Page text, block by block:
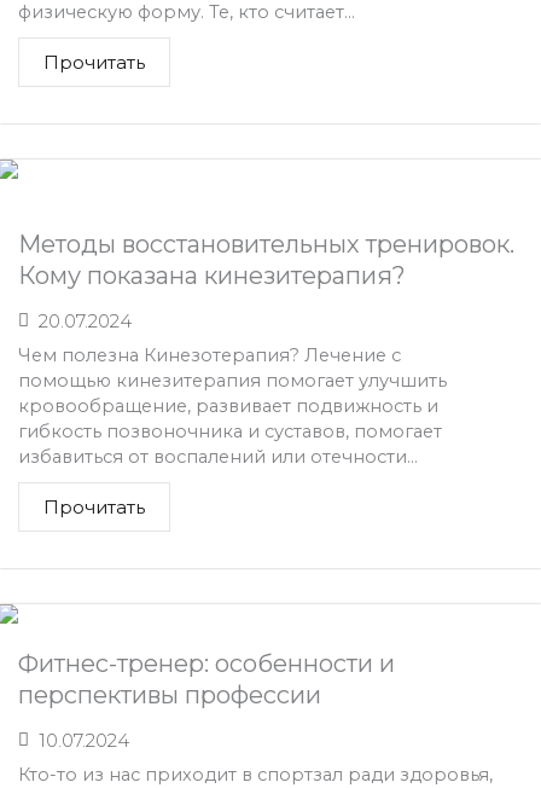
физическую форму. Те, кто считает...
Прочитать
Методы восстановительных тренировок.
Кому показана кинезитерапия?
20.07.2024
Чем полезна Кинезотерапия? Лечение с
помощью кинезитерапия помогает улучшить
кровообращение, развивает подвижность и
гибкость позвоночника и суставов, помогает
избавиться от воспалений или отечности...
Прочитать
Фитнес-тренер: особенности и
перспективы профессии
10.07.2024
Кто-то из нас приходит в спортзал ради здоровья,